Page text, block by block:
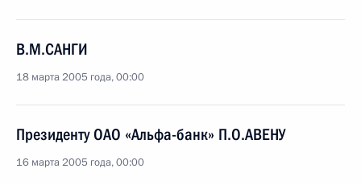
В.М.САНГИ
18 марта 2005 года, 00:00
Президенту ОАО «Альфа-банк» П.О.АВЕНУ
16 марта 2005 года, 00:00